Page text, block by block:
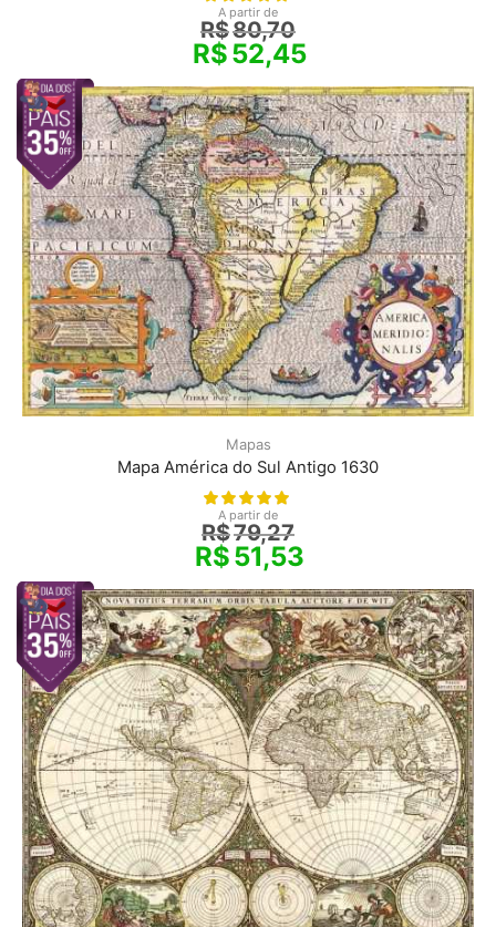
A partir de
R$80,70
R$52,45
Mapas
Mapa América do Sul Antigo 1630
A partir de
R$79,27
R$51,53